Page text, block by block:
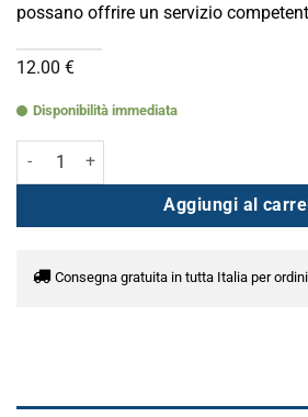
possano offrire un servizio
12.00 €
Disponibilità immediata
Dall'educazione all'intervento quantità
Aggiungi al
Consegna gratuita in tutta Italia per